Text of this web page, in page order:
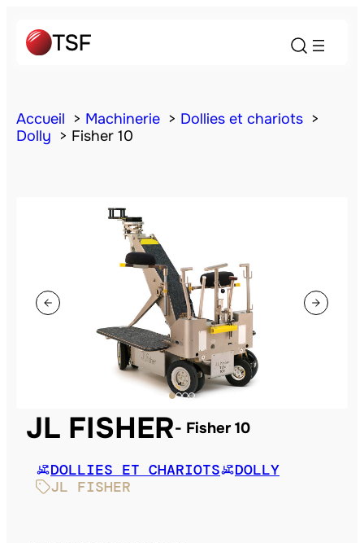
Accueil Machinerie
Dollies et chariots
Dolly
Fisher 10
JL FISHER Fisher 10
DOLLIES ET CHARIOTS
DOLLY
JL FISHER